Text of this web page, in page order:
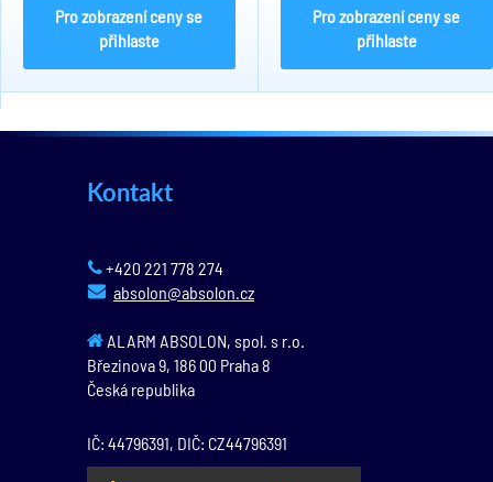
Pro zobrazení ceny se
přihlaste
Pro zobrazení ceny se
přihlaste
Kontakt
+420 221 778 274
absolon@absolon.cz
ALARM ABSOLON, spol. s r.o.
Březinova 9, 186 00 Praha 8
Česká republika
IČ: 44796391, DIČ: CZ44796391